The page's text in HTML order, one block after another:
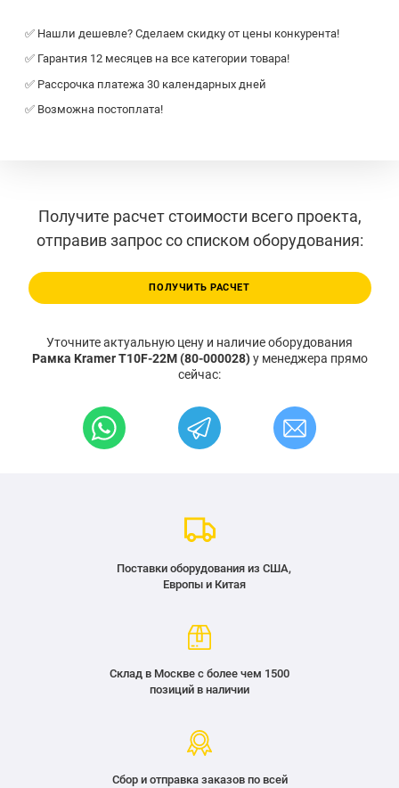
✅ Нашли дешевле? Сделаем скидку от цены конкурента!
✅ Гарантия 12 месяцев на все категории товара!
✅ Рассрочка платежа 30 календарных дней
✅ Возможна постоплата!
Получите расчет стоимости всего проекта,
отправив запрос со списком оборудования:
ПОЛУЧИТЬ РАСЧЕТ
Уточните актуальную цену и наличие оборудования
Рамка Kramer T10F-22M (80-000028)у менеджера прямо
сейчас:
Поставки оборудования из США,
Европы и Китая
Склад в Москве с более чем 1500
позиций в наличии
Сбор и отправка заказов по всей